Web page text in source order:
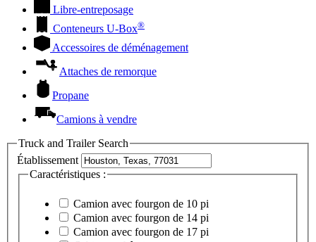
Libre-entreposage
Conteneurs U-Box®
Accessoires de déménagement
Attaches de remorque
Propane
Camions à vendre
Truck and Trailer Search
Établissement
Caractéristiques :
Camion avec fourgon de 10 pi
Camion avec fourgon de 14 pi
Camion avec fourgon de 17 pi